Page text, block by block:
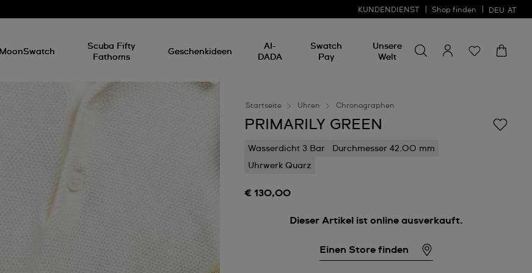
KUNDENDIENST Shop finden DEU AT
MoonSwatch
Scuba Fifty
Fathoms
Geschenkideen
AI-
DADA
Swatch
Pay
Unsere
Welt
etwas
suchen
Startseite Uhren Chronographen
PRIMARILY GREEN
Wasserdicht 3 Bar
Durchmesser 42.00 mm
Uhrwerk Quarz
€ 130,00
Dieser Artikel ist online ausverkauft.
Einen Store finden